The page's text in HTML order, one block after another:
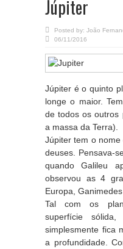
Júpiter
Posted by: João
06/11/2016
Júpiter é o quinto
longe o maior.
de todos os outros
a massa da Terra).
Júpiter tem o
deuses. Pensava-
quando Galileu
observou as 4
Europa,
Tal com os
superfície
simplesmente fica
a profundidade.